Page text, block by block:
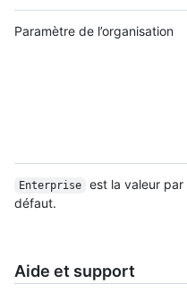
Paramètre de l’organisation
Enterprise
est la valeur par
défaut.
Aide et support